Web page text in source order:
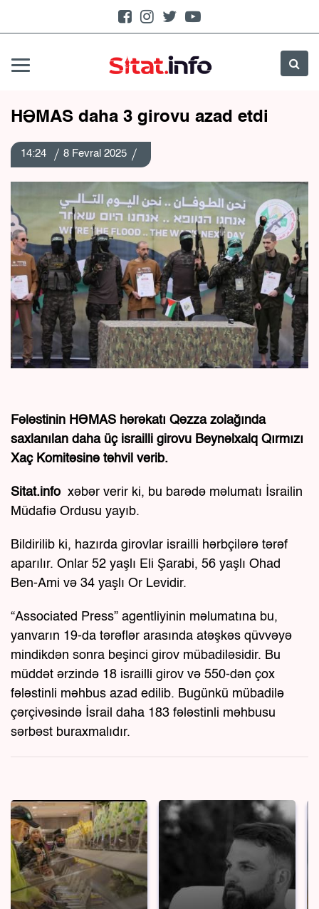
HƏMAS daha 3 girovu azad etdi
14:24 8 Fevral 2025
Fələstinin HƏMAS hərəkatı Qəzza zolağında
saxlanılan daha üç israilli girovu Beynəlxalq Qırmızı
Xaç Komitəsinə təhvil verib.
Sitat.info xəbər verir ki, bu barədə məlumatı İsrailin
Müdafiə Ordusu yayıb.
Bildirilib ki, hazırda girovlar israilli hərbçilərə tərəf
aparılır. Onlar 52 yaşlı Eli Şarabi, 56 yaşlı Ohad
Ben-Ami və 34 yaşlı Or Levidir.
“Associated Press” agentliyinin məlumatına bu,
yanvarın 19-da tərəflər arasında atəşkəs qüvvəyə
mindikdən sonra beşinci girov mübadiləsidir. Bu
müddət ərzində 18 israilli girov və 550-dən çox
fələstinli məhbus azad edilib. Bugünkü mübadilə
çərçivəsində İsrail daha 183 fələstinli məhbusu
sərbəst buraxmalıdır.